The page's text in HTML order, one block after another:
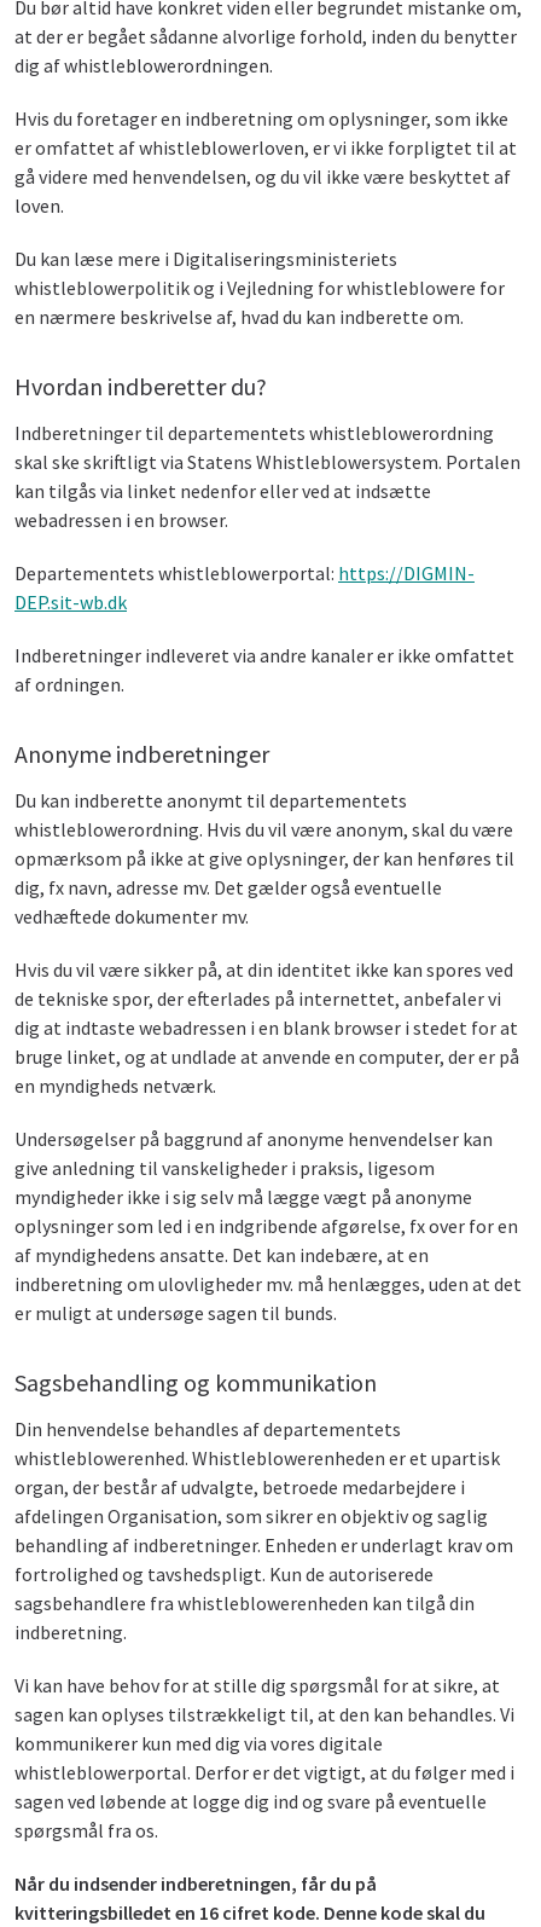
Du bør altid have konkret viden eller begrundet mistanke om,
at der er begået sådanne alvorlige forhold, inden du benytter
dig af whistleblowerordningen.
Hvis du foretager en indberetning om oplysninger, som ikke
er omfattet af whistleblowerloven, er vi ikke forpligtet til at
gå videre med henvendelsen, og du vil ikke være beskyttet af
loven.
Du kan læse mere i Digitaliseringsministeriets
whistleblowerpolitik og i Vejledning for whistleblowere for
en nærmere beskrivelse af, hvad du kan indberette om.
Hvordan indberetter du?
Indberetninger til departementets whistleblowerordning
skal ske skriftligt via Statens Whistleblowersystem. Portalen
kan tilgås via linket nedenfor eller ved at indsætte
webadressen i en browser.
Departementets whistleblowerportal: https://DIGMIN-
DEP.sit-wb.dk
Indberetninger indleveret via andre kanaler er ikke omfattet
af ordningen.
Anonyme indberetninger
Du kan indberette anonymt til departementets
whistleblowerordning. Hvis du vil være anonym, skal du være
opmærksom på ikke at give oplysninger, der kan henføres til
dig, fx navn, adresse mv. Det gælder også eventuelle
vedhæftede dokumenter mv.
Hvis du vil være sikker på, at din identitet ikke kan spores ved
de tekniske spor, der efterlades på internettet, anbefaler vi
dig at indtaste webadressen i en blank browser i stedet for at
bruge linket, og at undlade at anvende en computer, der er på
en myndigheds netværk.
Undersøgelser på baggrund af anonyme henvendelser kan
give anledning til vanskeligheder i praksis, ligesom
myndigheder ikke i sig selv må lægge vægt på anonyme
oplysninger som led i en indgribende afgørelse, fx over for en
af myndighedens ansatte. Det kan indebære, at en
indberetning om ulovligheder mv. må henlægges, uden at det
er muligt at undersøge sagen til bunds.
Sagsbehandling og kommunikation
Din henvendelse behandles af departementets
whistleblowerenhed. Whistleblowerenheden er et upartisk
organ, der består af udvalgte, betroede medarbejdere i
afdelingen Organisation, som sikrer en objektiv og saglig
behandling af indberetninger. Enheden er underlagt krav om
fortrolighed og tavshedspligt. Kun de autoriserede
sagsbehandlere fra whistleblowerenheden kan tilgå din
indberetning.
Vi kan have behov for at stille dig spørgsmål for at sikre, at
sagen kan oplyses tilstrækkeligt til, at den kan behandles. Vi
kommunikerer kun med dig via vores digitale
whistleblowerportal. Derfor er det vigtigt, at du følger med i
sagen ved løbende at logge dig ind og svare på eventuelle
spørgsmål fra os.
Når du indsender indberetningen, får du på
kvitteringsbilledet en 16 cifret kode. Denne kode skal du